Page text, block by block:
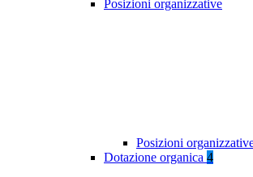
Posizioni organizzative
Posizioni
Dotazione organica 4